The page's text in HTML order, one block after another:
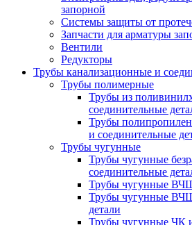
запорной
Системы защиты от
Запчасти для арматуры
Вентили
Редукторы
Трубы канализационные и
Трубы полимерные
Трубы из
соединительные
Трубы
и соединительные
Трубы чугунные
Трубы чугунные
соединительные
Трубы чугунные
Трубы чугунные
детали
Трубы чугунные ЧК